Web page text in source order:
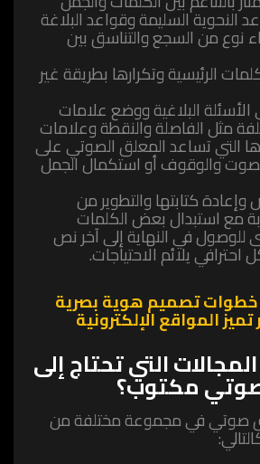
النحوية السليمة وقواعد البلاغة
نوع من السجع والتناسق بين
الرئيسية وتكرارها بطريقة غير
الأسئلة البلاغية ووضع علامات
مثل الفاصلة والنقطة وعلامات
التي تساعد المعلق الصوتي على
والوقوف أو استكمال الجمل
وإعادة كتابتها والتطوير من
مع استبدال بعض الكلمات
للوصول في النهاية إلى آخر نص
يلائم الاحتياجات.
خطوات تصميم هوية بصرية
المواقع الإلكترونية
التي تحتاج إلى
مكتوب؟
صوتي في مجموعة مختلفة من